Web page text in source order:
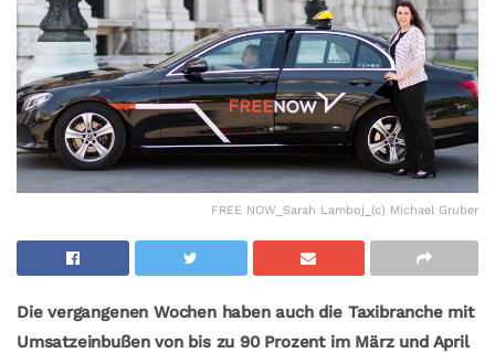
FREE NOW_Sarah Lamboj_(c) Michael Gruber
Die vergangenen Wochen haben auch die Taxibranche mit
Umsatzeinbußen von bis zu 90 Prozent im März und April